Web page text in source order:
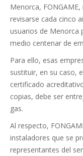
Menorca,
revisarse cada cinco
usuarios de Menorca
medio centenar de
Para ello, esas
sustituir, en su caso,
certificado
copias, debe ser
gas.
Al respecto,
instaladores que se
representantes del